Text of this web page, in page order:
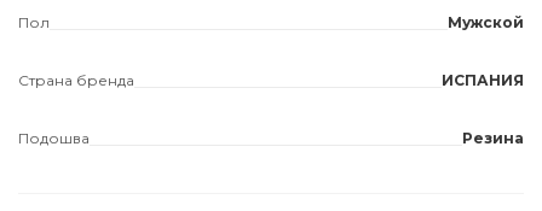
Пол Мужской
Страна бренда ИСПАНИЯ
Подошва Резина